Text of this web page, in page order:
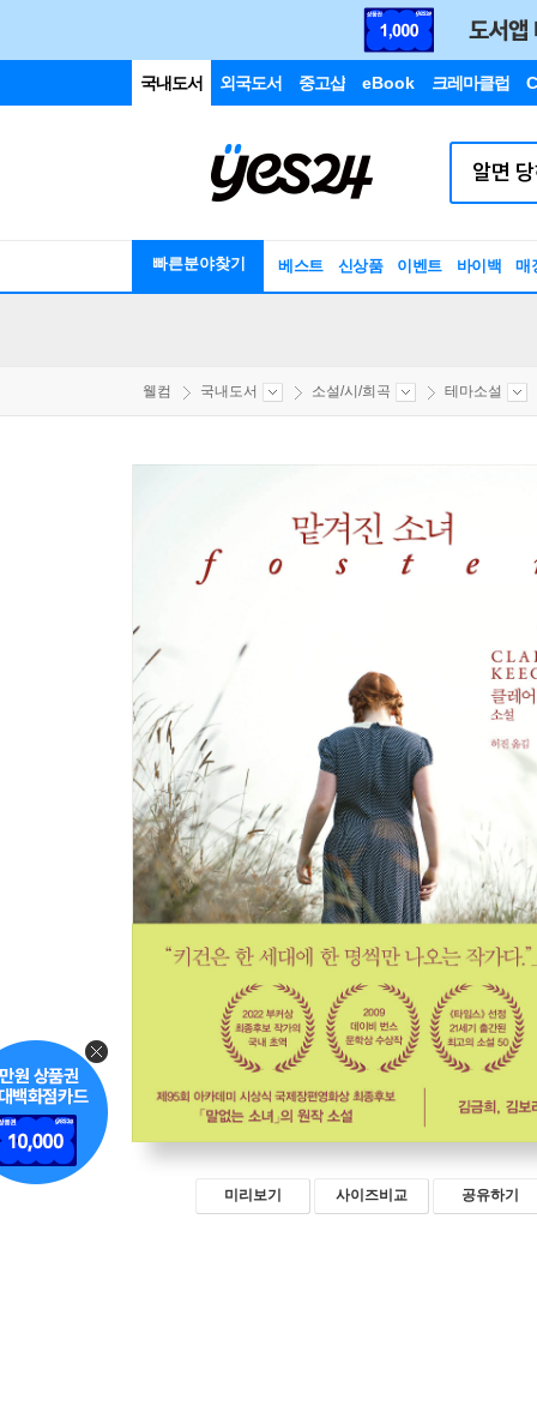
국내도서 외국도서 중고샵 eBook 크레마클럽
빠른분야찾기 베스트 신상품 이벤트 바이백 매
웰컴 국내도서 소설/시/희곡 테마소설
미리보기 사이즈비교 공유하기